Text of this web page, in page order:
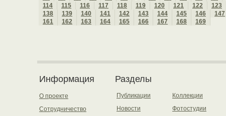
114
115 116 117 118 119 120 121 122 123
138
139 140 141 142 143 144 145 146 147
161
162 163 164 165 166 167 168 169
Информация
О проекте
Сотрудничество
Разделы
Публикации
Новости
Коллекции
Фотостудии